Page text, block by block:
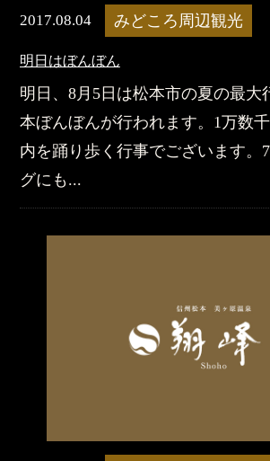
2017.08.04 みどころ周辺観光
明日はぼんぼん
明日、8月5日は松本市の夏の最大
本ぼんぼんが行われます。1万数
内を踊り歩く行事でございます。
グにも...